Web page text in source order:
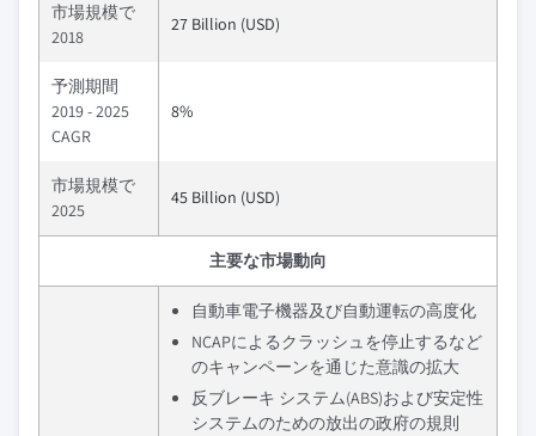
市場規模で
2018
27 Billion (USD)
予測期間
2019 - 2025
CAGR
8%
市場規模で
2025
45 Billion (USD)
主要な市場動向
自動車電子機器及び自動運転の高度化
NCAPによるクラッシュを停止するなど
のキャンペーンを通じた意識の拡大
反ブレーキ システム(ABS)および安定性
システムのための放出の政府の規則